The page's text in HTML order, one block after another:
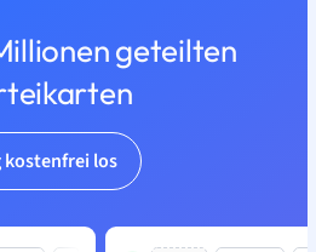
geteilten
kostenfrei los